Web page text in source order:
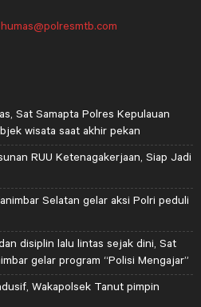
humas@polresmtb.com
Sat Samapta Polres Kepulauan
wisata saat akhir pekan
RUU Ketenagakerjaan, Siap Jadi
Selatan gelar aksi Polri peduli
disiplin lalu lintas sejak dini, Sat
gelar program “Polisi Mengajar”
Wakapolsek Tanut pimpin